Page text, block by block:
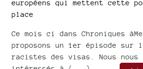
européens qui mettent cette
place
Ce mois ci dans Chroniques
proposons un 1er épisode sur
racistes des visas. Nous nous